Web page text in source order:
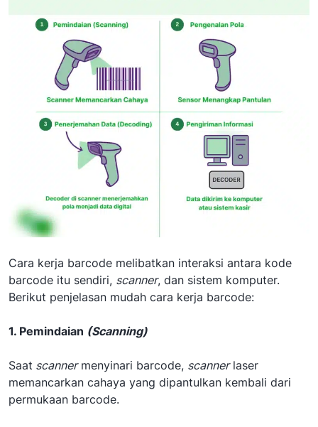
Cara kerja barcode melibatkan interaksi antara kode
barcode itu sendiri, scanner, dan sistem komputer.
Berikut penjelasan mudah cara kerja barcode:
1. Pemindaian (Scanning)
Saat scannermenyinari barcode, scannerlaser
memancarkan cahaya yang dipantulkan kembali dari
permukaan barcode.